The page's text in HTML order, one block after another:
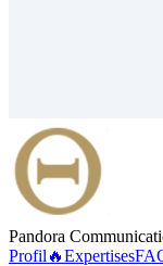
Pandora
Profil 🔥Expertises